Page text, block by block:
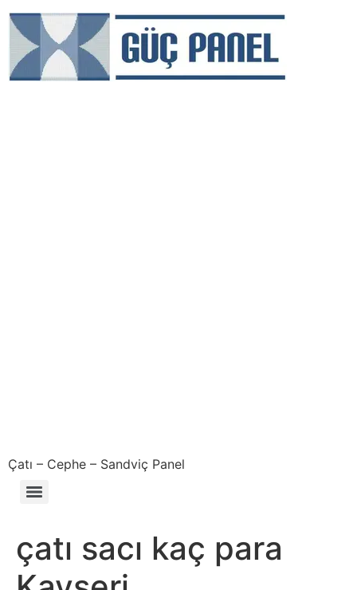
Çatı – Cephe – Sandviç Panel
çatı sacı kaç para